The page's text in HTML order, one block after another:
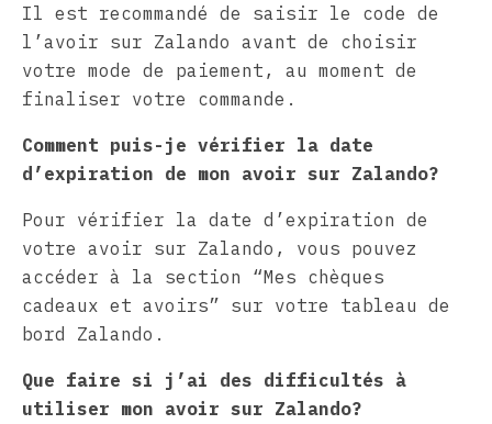
Il est recommandé de saisir le code de
l’avoir sur Zalando avant de choisir
votre mode de paiement, au moment de
finaliser votre commande.
Comment puis-je vérifier la date
d’expiration de mon avoir sur Zalando?
Pour vérifier la date d’expiration de
votre avoir sur Zalando, vous pouvez
accéder à la section “Mes chèques
cadeaux et avoirs” sur votre tableau de
bord Zalando.
Que faire si j’ai des difficultés à
utiliser mon avoir sur Zalando?